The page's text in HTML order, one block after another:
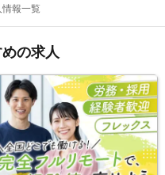
情報一覧
の求人